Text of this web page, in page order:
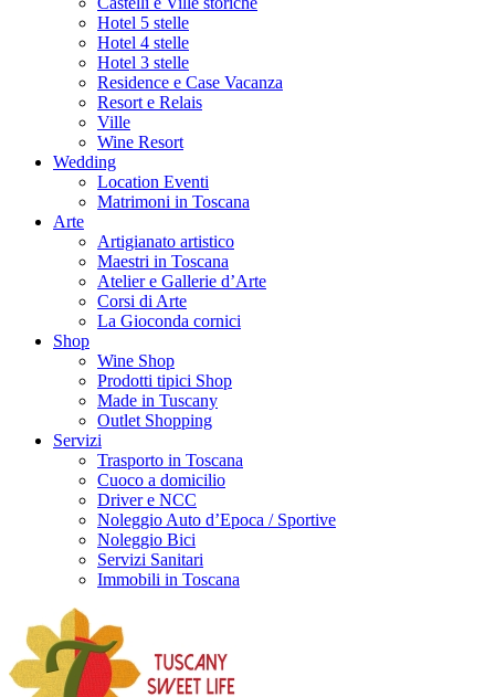
Hotel 5 stelle
Hotel 4 stelle
Hotel 3 stelle
Residence e Case Vacanza
Resort e Relais
Ville
Wine Resort
Wedding
Location Eventi
Matrimoni in Toscana
Arte
Artigianato artistico
Maestri in Toscana
Atelier e Gallerie d’Arte
Corsi di Arte
La Gioconda cornici
Shop
Wine Shop
Prodotti tipici Shop
Made in Tuscany
Outlet Shopping
Servizi
Trasporto in Toscana
Cuoco a domicilio
Driver e NCC
Noleggio Auto d’Epoca / Sportive
Noleggio Bici
Servizi Sanitari
Immobili in Toscana